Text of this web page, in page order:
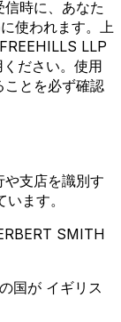
時に、あなた
使われます。上
LLP
ださい。使用
とを必ず確認
支店を識別す
ます。
SMITH
国が イギリス